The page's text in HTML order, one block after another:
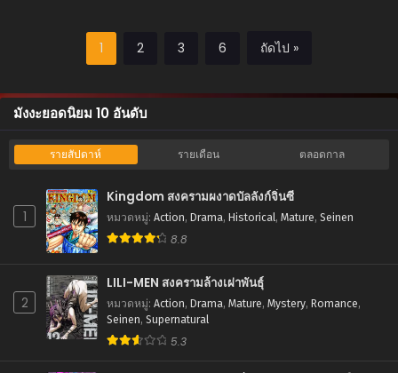
Toshite Jiyuu ni
1 2 3 6 ถัดไป »
มังงะยอดนิยม 10 อันดับ
รายสัปดาห์ รายเดือน ตลอดกาล
1
Kingdom สงครามผงาดบัลลังก์จิ๋นซี
หมวดหมู่: Action, Drama, Historical, Mature, Seinen
8.8
2
LILI-MEN สงครามล้างเผ่าพันธุ์
หมวดหมู่: Action, Drama, Mature, Mystery, Romance,
Seinen, Supernatural
5.3